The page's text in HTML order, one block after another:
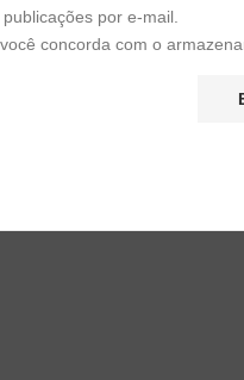
por e-mail.
concorda com o